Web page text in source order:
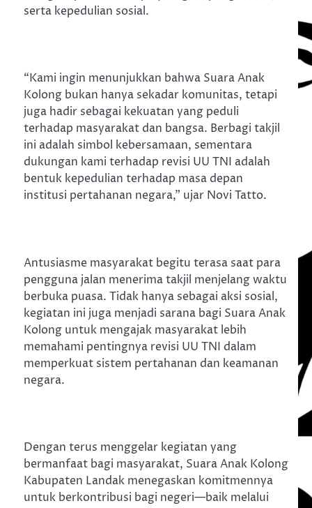
serta kepedulian sosial.
“Kami ingin menunjukkan bahwa Suara Anak
Kolong bukan hanya sekadar komunitas, tetapi
juga hadir sebagai kekuatan yang peduli
terhadap masyarakat dan bangsa. Berbagi takjil
ini adalah simbol kebersamaan, sementara
dukungan kami terhadap revisi UU TNI adalah
bentuk kepedulian terhadap masa depan
institusi pertahanan negara,” ujar Novi Tatto.
Antusiasme masyarakat begitu terasa saat para
pengguna jalan menerima takjil menjelang waktu
berbuka puasa. Tidak hanya sebagai aksi sosial,
kegiatan ini juga menjadi sarana bagi Suara Anak
Kolong untuk mengajak masyarakat lebih
memahami pentingnya revisi UU TNI dalam
memperkuat sistem pertahanan dan keamanan
negara.
Dengan terus menggelar kegiatan yang
bermanfaat bagi masyarakat, Suara Anak Kolong
Kabupaten Landak menegaskan komitmennya
untuk berkontribusi bagi negeri—baik melalui